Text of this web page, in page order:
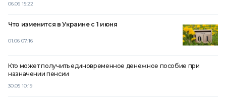
06.06 15:22
01.06 07:16
Что изменится в Украине с 1 июня
30.05 10:19
Кто может получить единовременное денежное пособие при
назначении пенсии